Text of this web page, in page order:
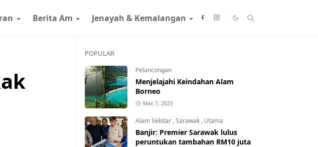
Berita Am Jenayah & Kemalangan
POPULAR
Pelancongan
Menjelajahi Keindahan Alam
Borneo
Mac 7, 2025
Alam Sekitar ,Sarawak , Utama
Banjir: Premier Sarawak lulus
peruntukan tambahan RM10 juta